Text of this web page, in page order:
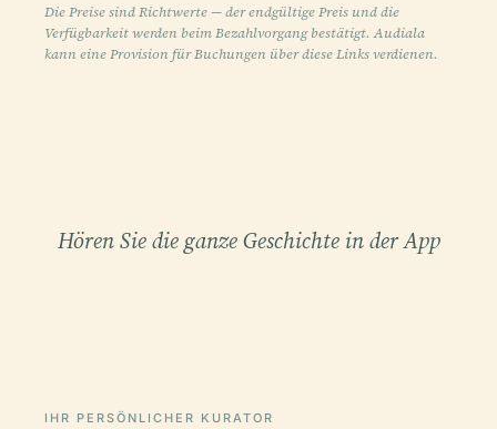
Die Preise sind Richtwerte — der endgültige Preis und die
Verfügbarkeit werden beim Bezahlvorgang bestätigt. Audiala
kann eine Provision für Buchungen über diese Links verdienen.
Hören Sie die ganze Geschichte in der App
IHR PERSÖNLICHER KURATOR